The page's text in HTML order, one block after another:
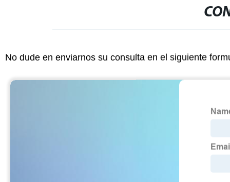
No dude en enviarnos su consulta en el siguiente